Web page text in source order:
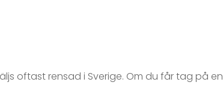
oftast rensad i Sverige. Om du får tag på